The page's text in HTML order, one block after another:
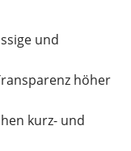
und
höher
kurz- und